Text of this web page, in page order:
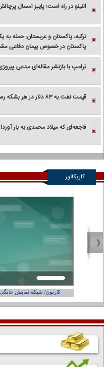
النینو در راه است؛ پاییز امسال
ترکیه، پاکستان و عربستان: حمله
پاکستان در خصوص پیمان دفاعی
ترامپ با بازنشر مقاله‌ای مدعی
قیمت نفت به ۸۳ دلار در هر بشکه رسید | واردات نفت آمریکا از عربستان صفر شد
فاجعه‌ای که میلاد محمدی به بار آورد!
کاریکاتور
کارتون/ شبکه نمایش